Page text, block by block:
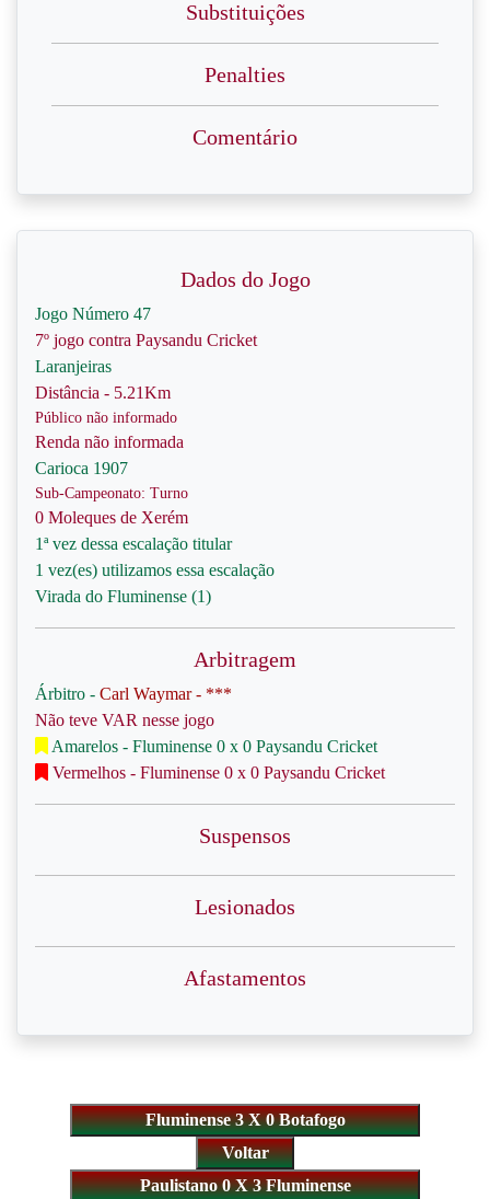
Substituições
Penalties
Comentário
Dados do Jogo
Jogo Número 47
7º jogo contra Paysandu Cricket
Laranjeiras
Distância - 5.21Km
Público não informado
Renda não informada
Carioca 1907
Sub-Campeonato: Turno
0 Moleques de Xerém
1ª vez dessa escalação titular
1 vez(es) utilizamos essa escalação
Virada do Fluminense (1)
Arbitragem
Árbitro - Carl Waymar - ***
Não teve VAR nesse jogo
Amarelos - Fluminense 0 x 0 Paysandu Cricket
Vermelhos - Fluminense 0 x 0 Paysandu Cricket
Suspensos
Lesionados
Afastamentos